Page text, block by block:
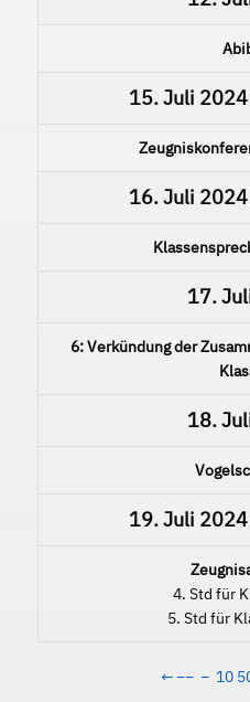
15. Juli 2024
16. Juli 2024
17.
6: Verkündung der
18.
19. Juli 2024
4. Std für
5. Std für
← −− − 10